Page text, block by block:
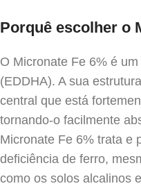
Porquê escolher o
O Micronate Fe 6% é
(EDDHA). A sua
central que está
tornando-o facilmente
Micronate Fe 6% trata e
deficiência de ferro,
como os solos alcalinos